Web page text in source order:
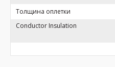
Толщина оплетки
Conductor Insulation